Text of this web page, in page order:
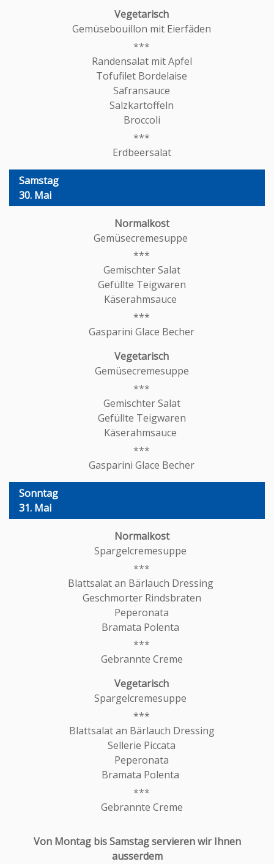
Gemüsebouillon mit Eierfäden
Randensalat mit Apfel
Tofufilet Bordelaise
Safransauce
Salzkartoffeln
Broccoli
Erdbeersalat
Samstag
30. Mai
Gemüsecremesuppe
Gemischter Salat
Gefüllte Teigwaren
Käserahmsauce
Gasparini Glace Becher
Gemüsecremesuppe
Gemischter Salat
Gefüllte Teigwaren
Käserahmsauce
Gasparini Glace Becher
Sonntag
31. Mai
Spargelcremesuppe
Blattsalat an Bärlauch Dressing
Geschmorter Rindsbraten
Peperonata
Bramata Polenta
Gebrannte Creme
Spargelcremesuppe
Blattsalat an Bärlauch Dressing
Sellerie Piccata
Peperonata
Bramata Polenta
Gebrannte Creme
Von Montag bis Samstag servieren wir Ihnen
ausserdem